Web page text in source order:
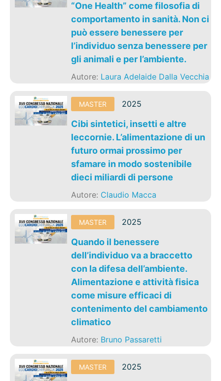
“One Health” come filosofia di
comportamento in sanità. Non ci
può essere benessere per
l’individuo senza benessere per
gli animali e per l’ambiente.
Autore: Laura Adelaide Dalla Vecchia
MASTER 2025
Cibi sintetici, insetti e altre
leccornie. L’alimentazione di un
futuro ormai prossimo per
sfamare in modo sostenibile
dieci miliardi di persone
Autore: Claudio Macca
MASTER 2025
Quando il benessere
dell’individuo va a braccetto
con la difesa dell’ambiente.
Alimentazione e attività fisica
come misure efficaci di
contenimento del cambiamento
climatico
Autore: Bruno Passaretti
MASTER 2025